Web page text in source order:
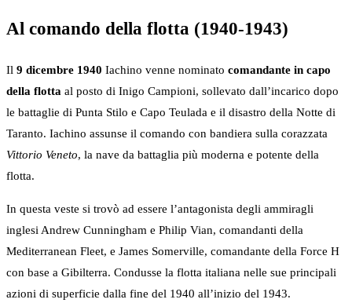
Al comando della flotta (1940-1943)
Il 9 dicembre 1940 Iachino venne nominato comandante in capo
della flotta al posto di Inigo Campioni, sollevato dall’incarico dopo
le battaglie di Punta Stilo e Capo Teulada e il disastro della Notte di
Taranto. Iachino assunse il comando con bandiera sulla corazzata
Vittorio Veneto, la nave da battaglia più moderna e potente della
flotta.
In questa veste si trovò ad essere l’antagonista degli ammiragli
inglesi Andrew Cunningham e Philip Vian, comandanti della
Mediterranean Fleet, e James Somerville, comandante della Force H
con base a Gibilterra. Condusse la flotta italiana nelle sue principali
azioni di superficie dalla fine del 1940 all’inizio del 1943.